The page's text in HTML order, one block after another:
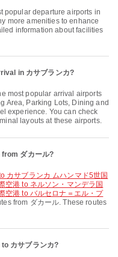
popular departure airports in
more amenities to enhance
information about facilities
in カサブランカ?
most popular arrival airports
Area, Parking Lots, Dining and
experience. You can check
layouts at these airports.
ダカール?
空港 to ネルソン・マンデラ国
空港 to バルセロナ＝エル・プ
from ダカール. These routes
カサブランカ?